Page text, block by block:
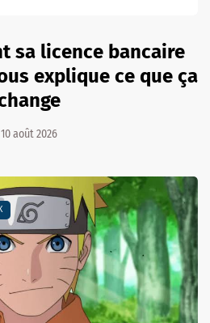
sa licence bancaire
explique ce que ça
10 août 2026